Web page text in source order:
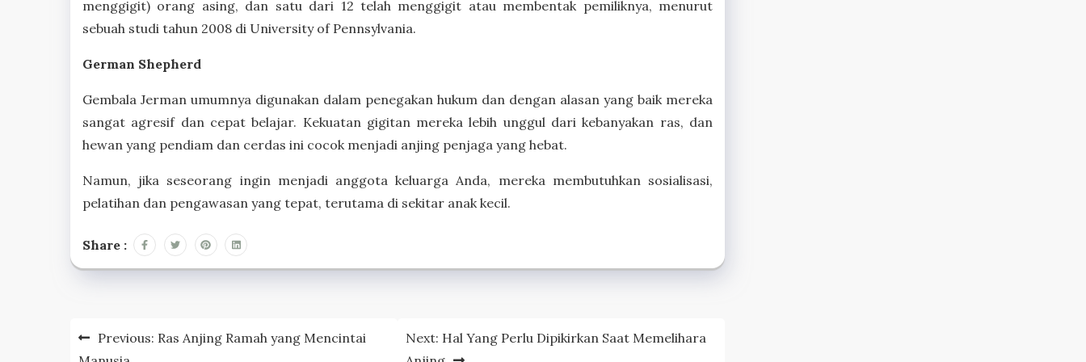
menggigit) orang asing, dan satu dari 12 telah menggigit atau membentak pemiliknya, menurut
sebuah studi tahun 2008 di University of Pennsylvania.
German Shepherd
Gembala Jerman umumnya digunakan dalam penegakan hukum dan dengan alasan yang baik mereka
sangat agresif dan cepat belajar. Kekuatan gigitan mereka lebih unggul dari kebanyakan ras, dan
hewan yang pendiam dan cerdas ini cocok menjadi anjing penjaga yang hebat.
Namun, jika seseorang ingin menjadi anggota keluarga Anda, mereka membutuhkan sosialisasi,
pelatihan dan pengawasan yang tepat, terutama di sekitar anak kecil.
Share :
PostPrevious: Ras Anjing Ramah yang Mencintai
Next: Hal Yang Perlu Dipikirkan Saat Memelihara